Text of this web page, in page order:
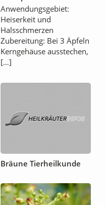
Anwendungsgebiet:
Heiserkeit und
Halsschmerzen
Zubereitung: Bei 3 Äpfeln
Kerngehäuse ausstechen,
[…]
Bräune Tierheilkunde